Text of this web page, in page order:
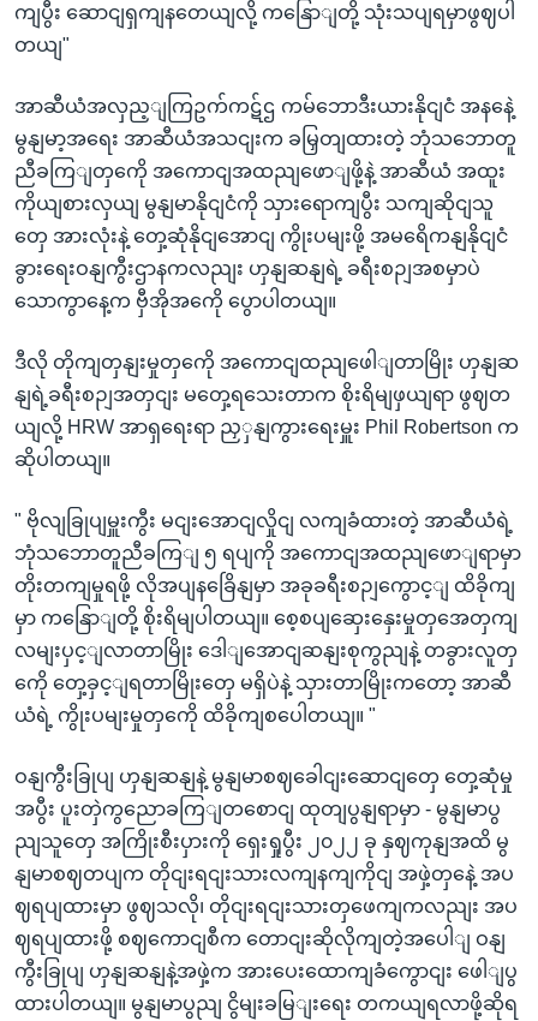
ကျပွီး ဆောငျရှကျနတေယျလို့ ကနြောျတို့ သုံးသပျရမှာဖွဈပါ
တယျ"
အာဆီယံအလှည့ျကြဥက်ကဋ်ဌ ကမ်ဘောဒီးယားနိုငျငံ အနနေဲ့
မွနျမာ့အရေး အာဆီယံအသငျးက ခမြှတျထားတဲ့ ဘုံသဘောတူ
ညီခကြျတှကေို အကောငျအထညျဖောျဖို့နဲ့ အာဆီယံ အထူး
ကိုယျစားလှယျ မွနျမာနိုငျငံကို သှားရောကျပွီး သကျဆိုငျသူ
တှေ အားလုံးနဲ့ တှေ့ဆုံနိုငျအောငျ ကွိုးပမျးဖို့ အမရေိကနျနိုငျငံ
ခွားရေးဝနျကွီးဌာနကလညျး ဟှနျဆနျရဲ့ ခရီးစဉျအစမှာပဲ
သောကွာနေ့က ဗှီအိုအကေို ပွောပါတယျ။
ဒီလို တိုကျတှနျးမှုတှကေို အကောငျထညျဖေါျတာမြိုး ဟှနျဆ
နျရဲ့ခရီးစဉျအတှငျး မတှေ့ရသေးတာက စိုးရိမျဖှယျရာ ဖွဈတ
ယျလို့ HRW အာရှရေးရာ ညှှနျကွားရေးမှူး Phil Robertson က
ဆိုပါတယျ။
" ဗိုလျခြုပျမှူးကွီး မငျးအောငျလှိုငျ လကျခံထားတဲ့ အာဆီယံရဲ့
ဘုံသဘောတူညီခကြျ ၅ ရပျကို အကောငျအထညျဖောျရာမှာ
တိုးတကျမှုရဖို့ လိုအပျနခြေိနျမှာ အခုခရီးစဉျကွောင့ျ ထိခိုကျ
မှာ ကနြောျတို့ စိုးရိမျပါတယျ။ စေ့စပျဆှေးနှေးမှုတှအေတှကျ
လမျးပှင့ျလာတာမြိုး ဒေါျအောငျဆနျးစုကွညျနဲ့ တခွားလူတှ
ကေို တှေ့ခှင့ျရတာမြိုးတှေ မရှိပဲနဲ့ သှားတာမြိုးကတော့ အာဆီ
ယံရဲ့ ကွိုးပမျးမှုတှကေို ထိခိုကျစပေါတယျ။ "
ဝနျကွီးခြုပျ ဟှနျဆနျနဲ့ မွနျမာစဈခေါငျးဆောငျတှေ တှေ့ဆုံမှု
အပွီး ပူးတှဲကွညောခကြျတစောငျ ထုတျပွနျရာမှာ - မွနျမာပွ
ညျသူတှေ အကြိုးစီးပှားကို ရှေးရှုပွီး ၂၀၂၂ ခု နှဈကုနျအထိ မွ
နျမာစဈတပျက တိုငျးရငျးသားလကျနကျကိုငျ အဖှဲ့တှနေဲ့ အပ
ဈရပျထားမှာ ဖွဈသလို၊ တိုငျးရငျးသားတှဖေကျကလညျး အပ
ဈရပျထားဖို့ စဈကောငျစီက တောငျးဆိုလိုကျတဲ့အပေါျ ဝနျ
ကွီးခြုပျ ဟှနျဆနျနဲ့အဖှဲ့က အားပေးထောကျခံကွောငျး ဖေါျပွ
ထားပါတယျ။ မွနျမာပွညျ ငွိမျးခမြျးရေး တကယျရလာဖို့ဆိုရ